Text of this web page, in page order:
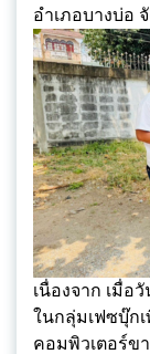
อำเภอบางบ่อ
เนื่องจาก เมื่อ
ในกลุ่มเฟซบุ๊ก
คอมพิวเตอร์ข